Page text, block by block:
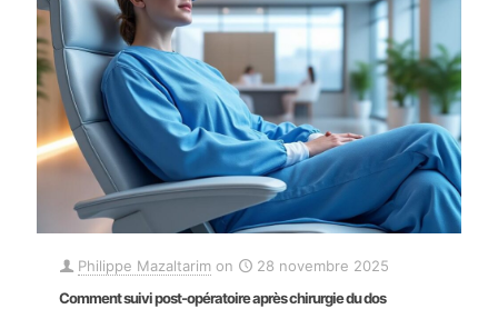
Philippe Mazaltarim on
28 novembre 2025
Comment suivi post-opératoire après chirurgie du dos